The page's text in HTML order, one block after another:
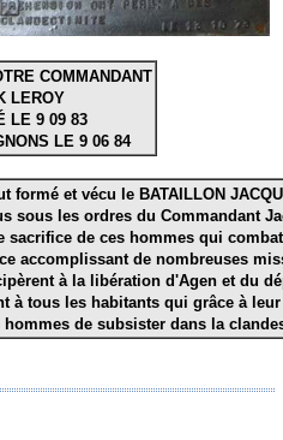
COMMANDANT
LEROY
LE 9 09 83
LE 9 06 84
formé et vécu le BATAILLON
sous les ordres du Commandant
sacrifice de ces hommes qui
accomplissant de nombreuses
à la libération d'Agen et du
à tous les habitants qui grâce à
de subsister dans la